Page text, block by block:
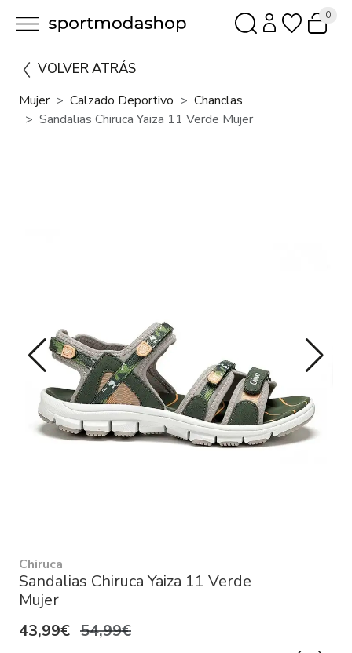
0
VOLVER ATRÁS
Mujer Calzado Deportivo
Chanclas
Sandalias Chiruca Yaiza 11 Verde Mujer
Chiruca
Sandalias Chiruca Yaiza 11 Verde
Mujer
43,99€ 54,99€